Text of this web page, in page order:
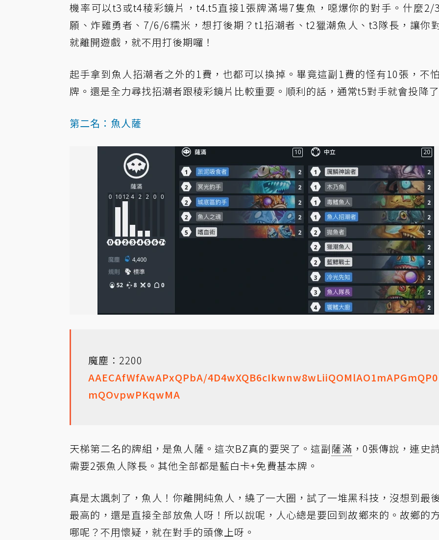
機率可以t3或t4稜彩鏡片，t4.t5直接1張牌滿場7隻魚，噁爆你的對手。什麼2/
願、炸雞勇者、7/6/6糯米，想打後期？t1招潮者、t2獵潮魚人、t3隊長，讓你
就離開遊戲，就不用打後期囉！
起手拿到魚人招潮者之外的1費，也都可以換掉。畢竟這副1費的怪有10張，不
牌。還是全力尋找招潮者跟稜彩鏡片比較重要。順利的話，通常t5對手就會投降
第二名：魚人薩
魔塵：2200
AAECAfWfAwAPxQPbA/4D4wXQB6cIkwnw8wLiiQOMlAO1mAPGmQP0
mQOvpwPKqwMA
天梯第二名的牌組，是魚人薩。這次BZ真的要哭了。這副薩滿 ，0張傳說，連史
需要2張魚人隊長。其他全部都是藍白卡+免費基本牌。
真是太諷刺了，魚人！你離開純魚人，繞了一大圈，試了一堆黑科技，沒想到最
最高的，還是直接全部放魚人呀！所以說呢，人心總是要回到故鄉來的。故鄉的
哪呢？不用懷疑，就在對手的頭像上呀。